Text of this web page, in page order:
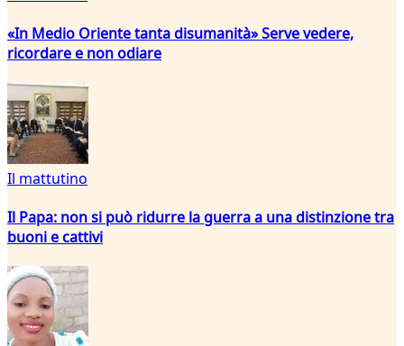
«In Medio Oriente tanta disumanità» Serve vedere,
ricordare e non odiare
Il mattutino
Il Papa: non si può ridurre la guerra a una distinzione tra
buoni e cattivi